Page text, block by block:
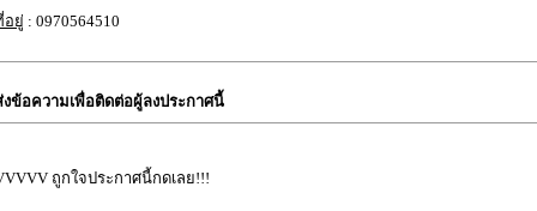
อยู่ : 0970564510
งข้อความเพื่อติดต่อผู้ลงประกาศนี้
ถูกใจประกาศนี้กดเลย!!!